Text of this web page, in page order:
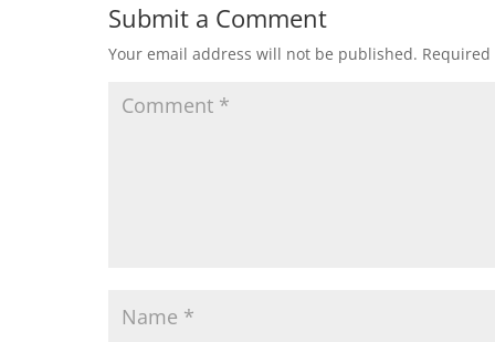
Submit a Comment
Your email address will not be published.